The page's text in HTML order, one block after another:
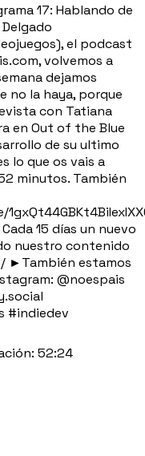
17: Hablando de
el podcast
volvemos a
dejamos
no la haya, porque
con Tatiana
en Out of the Blue
de su ultimo
lo que os vais a
minutos. También
15 días un nuevo
nuestro contenido
►También estamos
@noespais
#indiedev
52:24